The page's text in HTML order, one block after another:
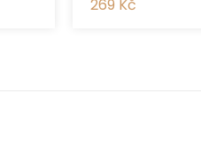
269 Kč